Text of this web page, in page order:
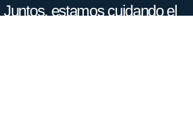
Juntos, estamos cuidando el